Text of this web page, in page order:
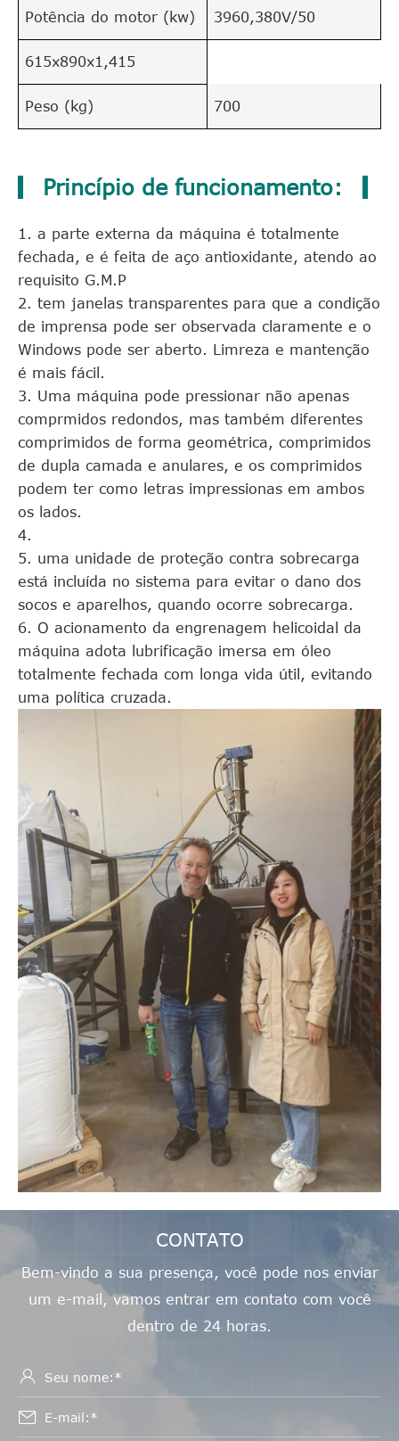
Potência do motor (kw) 3960,380V/50
615x890x1,415
Peso (kg) 700
Princípio de funcionamento:
1. a parte externa da máquina é totalmente
fechada, e é feita de aço antioxidante, atendo ao
requisito G.M.P
2. tem janelas transparentes para que a condição
de imprensa pode ser observada claramente e o
Windows pode ser aberto. Limreza e mantenção
é mais fácil.
3. Uma máquina pode pressionar não apenas
comprmidos redondos, mas também diferentes
comprimidos de forma geométrica, comprimidos
de dupla camada e anulares, e os comprimidos
podem ter como letras impressionas em ambos
os lados.
4.
5. uma unidade de proteção contra sobrecarga
está incluída no sistema para evitar o dano dos
socos e aparelhos, quando ocorre sobrecarga.
6. O acionamento da engrenagem helicoidal da
máquina adota lubrificação imersa em óleo
totalmente fechada com longa vida útil, evitando
uma política cruzada.
CONTATO
Bem-vindo a sua presença, você pode nos enviar
um e-mail, vamos entrar em contato com você
dentro de 24 horas.

